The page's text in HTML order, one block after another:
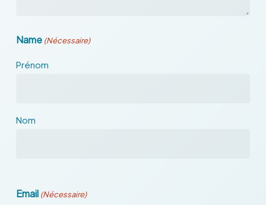
Name (Nécessaire)
Prénom
Nom
Email (Nécessaire)